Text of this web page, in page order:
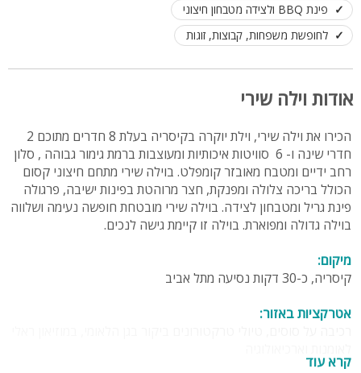
פינת BBQ ולצידה מטבחון חיצוני
לחופשת משפחות, קבוצות, זוגות
אודות וילה שירי
הכירו את וילה שירי, וילת יוקרה בקיסריה בעלת 8 חדרים מתוכם 2
חדרי שינה ו- 6 סוויטות איכותיות ומעוצבות ברמת גימור גבוהה , סלון
רחב ידיים ומטבח מאובזר קומפלט. בוילה שירי מתחם חיצוני קסום
הכולל בריכה צלולה ומפנקת, חצר מרוהטת בפינות ישיבה, פרגולה
פינת גריל ומטבחון לצידה. בוילה שירי מובטחת חופשה נעימה ושלווה
בוילה גדולה ומפוארת. בוילה זו קיימת גישה לנכים.
מיקום:
קיסריה, כ-30 דקות נסיעה מתל אביב
אטרקציות באזור:
קרא עוד